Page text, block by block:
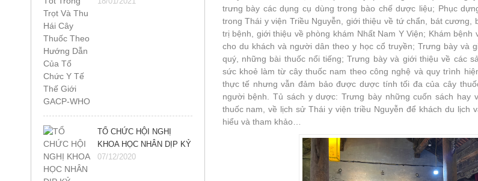
TỔ CHỨC HỘI NGHỊ
KHOA HỌC NHÂN DỊP KỶ
NIỆM 60 NĂM THÀNH
07/12/2020
trưng bày các dụng cụ dùng trong bào chế dược liệu; Phục
trong Thái y viện Triều Nguyễn, giới thiệu về tứ chẩn, bát cương,
trị bệnh, giới thiệu về phòng khám Nhất Nam Y Viện; Khám
cho du khách và người dân theo y học cổ truyền; Trưng bày và
quý, những bài thuốc nổi tiếng; Trưng bày và giới thiệu về các
sức khoẻ làm từ cây thuốc nam theo công nghệ và quy trình
thực tế nhưng vẫn đảm bảo được dược tính tối đa của cây
người bệnh. Tủ sách y dược: Trưng bày những cuốn sách hay
thuốc nam, về lịch sử Thái y viện triều Nguyễn để khách du lịch
hiểu và tham khảo…